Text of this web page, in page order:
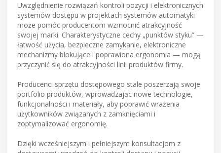
Uwzględnienie rozwiązań kontroli pozycji i elektronicznych
systemów dostępu w projektach systemów automatyki
może pomóc producentom wzmocnić atrakcyjność
swojej marki. Charakterystyczne cechy „punktów styku” —
łatwość użycia, bezpieczne zamykanie, elektroniczne
mechanizmy blokujące i poprawiona ergonomia — mogą
przyczynić się do atrakcyjności linii produktów firmy.
Producenci sprzętu dostępowego stale poszerzają swoje
portfolio produktów, wprowadzając nowe technologie,
funkcjonalności i materiały, aby poprawić wrażenia
użytkowników związanych z zamknięciami i
zoptymalizować ergonomię.
Dzięki wcześniejszym i pełniejszym konsultacjom z